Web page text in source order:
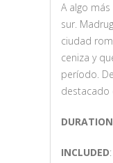
A algo
sur.
ciudad
ceniza y
período.
destacado
DURATION
INCLUDED: